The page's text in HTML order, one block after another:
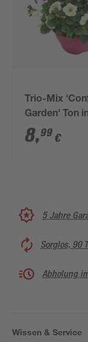
Trio-Mix
Garden' Ton
cm Topf
8,99 €
5 Jahre
Sorglos, 90
Abholung
Wissen & Service